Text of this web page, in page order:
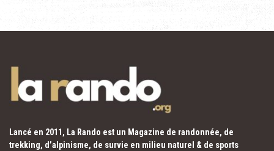
Lancé en 2011, La Rando est un Magazine de randonnée, de
trekking, d’alpinisme, de survie en milieu naturel & de sports